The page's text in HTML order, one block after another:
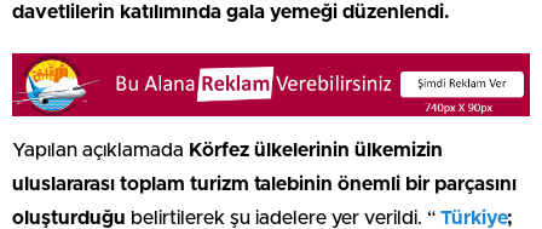
davetlilerin katılımında gala yemeği düzenlendi.
Yapılan açıklamada Körfez ülkelerinin ülkemizin
uluslararası toplam turizm talebinin önemli bir parçasını
oluşturduğu belirtilerek şu iadelere yer verildi. “ Türkiye;